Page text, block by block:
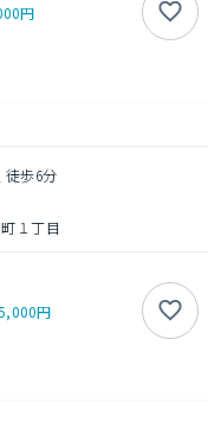
円
徒歩6分
１丁目
円